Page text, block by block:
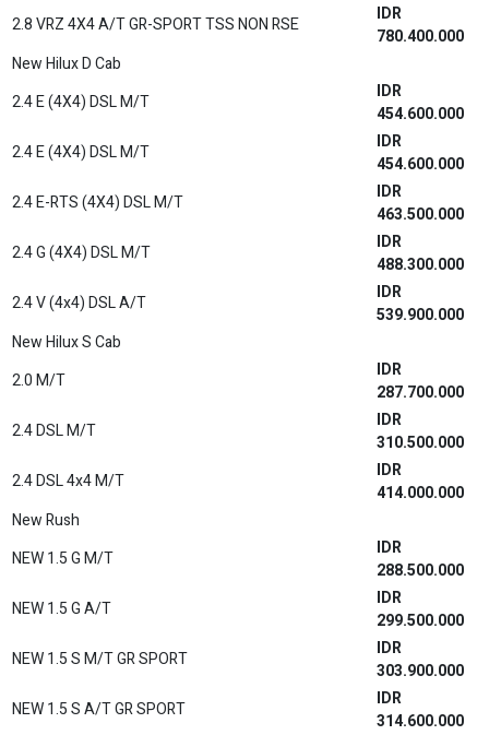
2.8 VRZ 4X4 A/T GR-SPORT TSS NON RSE
IDR
780.400.000
New Hilux D Cab
2.4 E (4X4) DSL M/T
IDR
454.600.000
2.4 E (4X4) DSL M/T
IDR
454.600.000
2.4 E-RTS (4X4) DSL M/T
IDR
463.500.000
2.4 G (4X4) DSL M/T
IDR
488.300.000
2.4 V (4x4) DSL A/T
IDR
539.900.000
New Hilux S Cab
2.0 M/T
IDR
287.700.000
2.4 DSL M/T
IDR
310.500.000
2.4 DSL 4x4 M/T
IDR
414.000.000
New Rush
NEW 1.5 G M/T
IDR
288.500.000
NEW 1.5 G A/T
IDR
299.500.000
NEW 1.5 S M/T GR SPORT
IDR
303.900.000
NEW 1.5 S A/T GR SPORT
IDR
314.600.000